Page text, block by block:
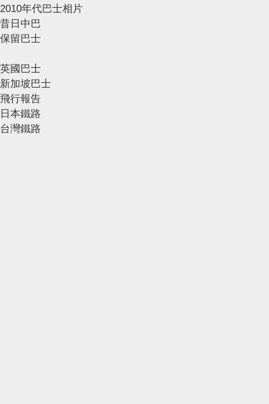
2010年代巴士相片
昔日中巴
保留巴士
英國巴士
新加坡巴士
飛行報告
日本鐵路
台灣鐵路